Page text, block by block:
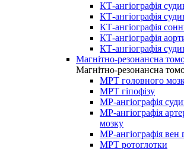
КТ-ангіографія
КТ-ангіографія
КТ-ангіографія
КТ-ангіографія
КТ-ангіографія
Магнітно-резонансна
Магнітно-резонансна
МРТ головного
МРТ гіпофізу
МР-ангіографія
МР-ангіографія
мозку
МР-ангіографія вен
МРТ ротоглотки